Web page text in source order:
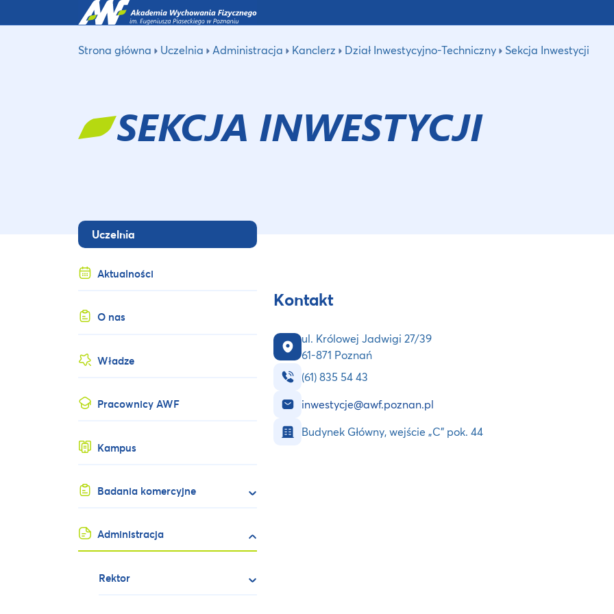
Strona główna Uczelnia Administracja Kanclerz Dział Inwestycyjno-Techniczny Sekcja Inwestycji
SEKCJA INWESTYCJI
Uczelnia
Aktualności
O nas
Władze
Pracownicy AWF
Kampus
Badania komercyjne
Administracja
Rektor
Kontakt
ul. Królowej Jadwigi 27/39
61-871 Poznań
(61) 835 54 43
inwestycje@awf.poznan.pl
Budynek Główny, wejście „C” pok. 44